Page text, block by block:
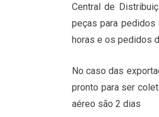
Central de
peças para
horas e os pedidos
No caso das
pronto para ser
aéreo são 2 dias